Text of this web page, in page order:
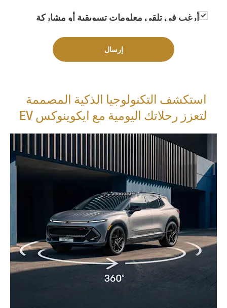
أرغب في تلقي معلومات تسويقية أو مشاركة
بمعلومات تسويقية
إرسال
استكشف التكنولوجيا الذكية المصممة
لتعزز رحلاتك اليومية مع ايكوينوكس EV